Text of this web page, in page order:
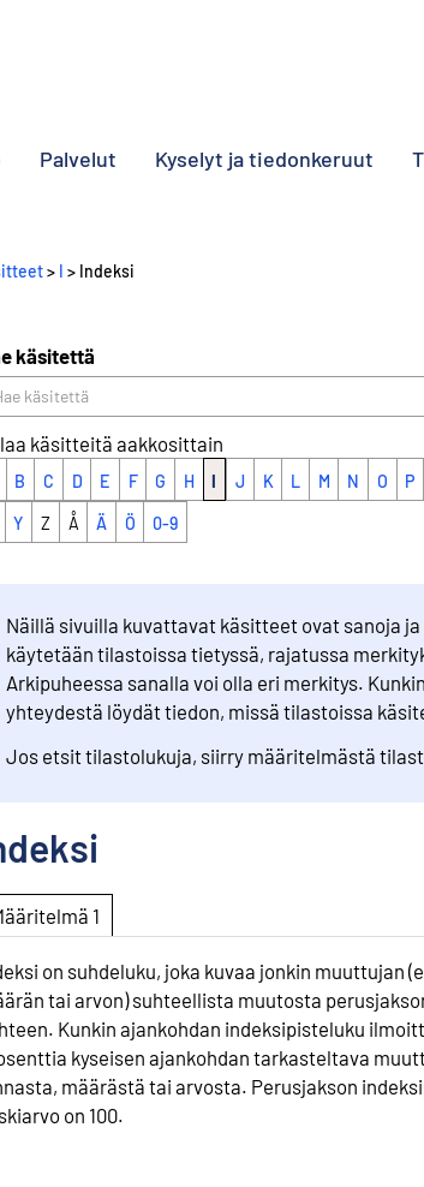
Palvelut Kyselyt ja tiedonkeruut
> I > Indeksi
käsitettä
käsitteitä aakkosittain
B C D E F G H I J K L M N O P
Y Z Å Ä Ö 0-9
Näillä sivuilla kuvattavat käsitteet ovat sanoja
käytetään tilastoissa tietyssä, rajatussa
Arkipuheessa sanalla voi olla eri merkitys.
yhteydestä löydät tiedon, missä tilastoissa
Jos etsit tilastolukuja, siirry määritelmästä
Määritelmä 1
on suhdeluku, joka kuvaa jonkin muuttujan
tai arvon) suhteellista muutosta
Kunkin ajankohdan indeksipisteluku
kyseisen ajankohdan tarkasteltava
määrästä tai arvosta. Perusjakson
on 100.